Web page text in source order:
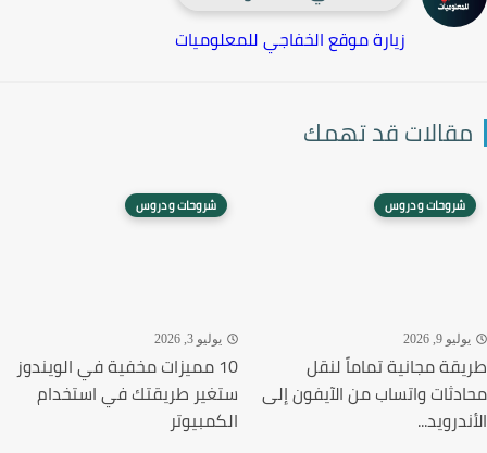
زيارة موقع الخفاجي للمعلوميات
قد تهمك
شروحات و دروس
9, 2026
مجانية تماماً لنقل
واتساب من الآيفون إلى
شروحات و دروس
يوليو 3, 2026
10 مميزات مخفية في الويندوز
ستغير طريقتك في استخدام
الكمبيوتر